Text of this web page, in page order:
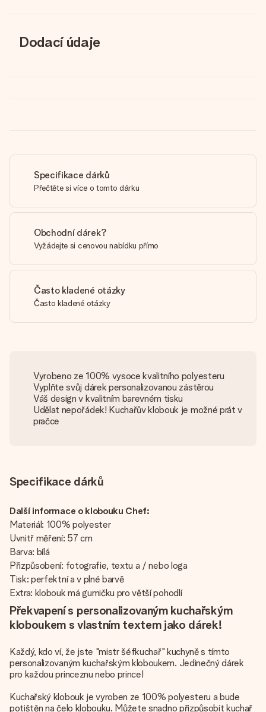
Dodací údaje
Specifikace dárků
Přečtěte si více o tomto dárku
Obchodní dárek?
Vyžádejte si cenovou nabídku přímo
Často kladené otázky
Často kladené otázky
Vyrobeno ze 100% vysoce kvalitního polyesteru
Vyplňte svůj dárek personalizovanou zástěrou
Váš design v kvalitním barevném tisku
Udělat nepořádek! Kuchařův klobouk je možné prát v
pračce
Specifikace dárků
Další informace o klobouku Chef:
Materiál: 100% polyester
Uvnitř měření: 57 cm
Barva: bílá
Přizpůsobení: fotografie, textu a / nebo loga
Tisk: perfektní a v plné barvě
Extra: klobouk má gumičku pro větší pohodlí
Překvapení s personalizovaným kuchařským
kloboukem s vlastním textem jako dárek!
Každý, kdo ví, že jste "mistr šéfkuchař" kuchyně s tímto
personalizovaným kuchařským kloboukem. Jedinečný dárek
pro každou princeznu nebo prince!
Kuchařský klobouk je vyroben ze 100% polyesteru a bude
potištěn na čelo klobouku. Můžete snadno přizpůsobit kuchař